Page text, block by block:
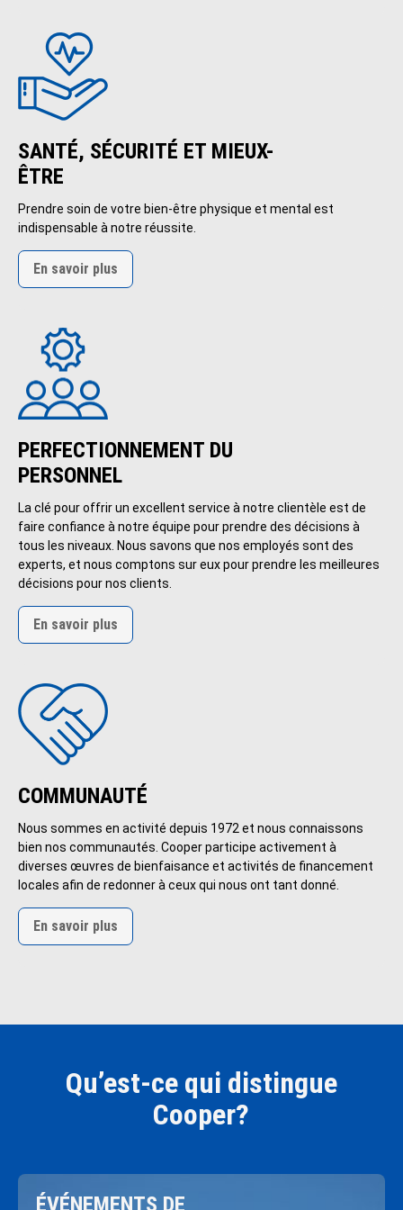
SANTÉ, SÉCURITÉ ET MIEUX-
ÊTRE
Prendre soin de votre bien-être physique et mental est
indispensable à notre réussite.
En savoir plus
PERFECTIONNEMENT DU
PERSONNEL
La clé pour offrir un excellent service à notre clientèle est de
faire confiance à notre équipe pour prendre des décisions à
tous les niveaux. Nous savons que nos employés sont des
experts, et nous comptons sur eux pour prendre les meilleures
décisions pour nos clients.
En savoir plus
COMMUNAUTÉ
Nous sommes en activité depuis 1972 et nous connaissons
bien nos communautés. Cooper participe activement à
diverses œuvres de bienfaisance et activités de financement
locales afin de redonner à ceux qui nous ont tant donné.
En savoir plus
Qu’est-ce qui distingue
Cooper?
ÉVÉNEMENTS DE
En